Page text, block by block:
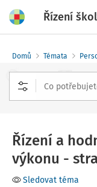
Řízení
Domů Témata
Řízení a
výkonu -
Sledovat téma